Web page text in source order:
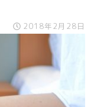
2018年2月28日